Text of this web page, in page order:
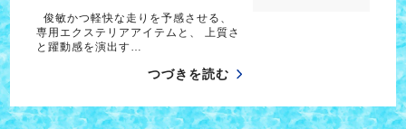
俊敏かつ軽快な走りを予感させる、
専用エクステリアアイテムと、 上質さ
と躍動感を演出す…
つづきを読む